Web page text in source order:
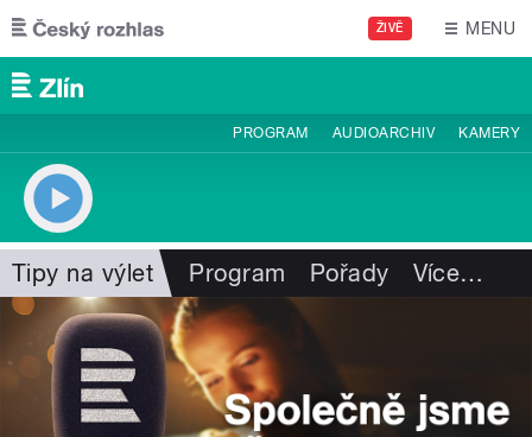
Přejít k hlavnímu obsahu
ŽIVĚ MENU
PROGRAM AUDIOARCHIV KAMERY
Tipy na výlet Program Pořady Více…